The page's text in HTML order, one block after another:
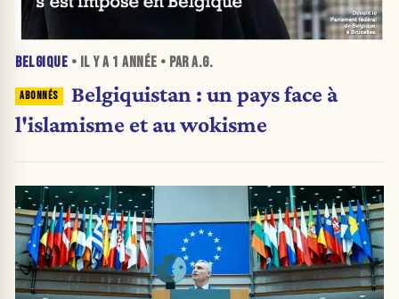
BELGIQUE • IL Y A 1 ANNÉE • PAR A.G.
Belgiquistan : un pays face à
l'islamisme et au wokisme